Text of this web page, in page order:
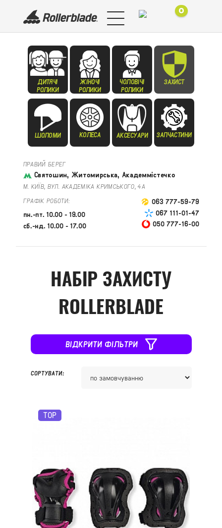
0
ДИТЯЧІ
РОЛИКИ
ЖІНОЧІ
РОЛИКИ
ЧОЛОВІЧІ
РОЛИКИ
ЗАХИСТ
ШОЛОМИ КОЛЕСА АКСЕСУАРИ ЗАПЧАСТИНИ
ПРАВИЙ БЕРЕГ
Святошин, Житомирська, Академмістечко
М. КИЇВ, ВУЛ. АКАДЕМІКА КРИМСЬКОГО, 4А
ГРАФІК РОБОТИ:
пн.-пт. 10.00 - 19.00
сб.-нд. 10.00 - 17.00
063 777-59-79
067 111-01-47
050 777-16-00
НАБІР ЗАХИСТУ
ROLLERBLADE
ВІДКРИТИ ФІЛЬТРИ
СОРТУВАТИ:
TOP